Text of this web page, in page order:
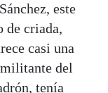
este
de criada,
casi una
del
tenía